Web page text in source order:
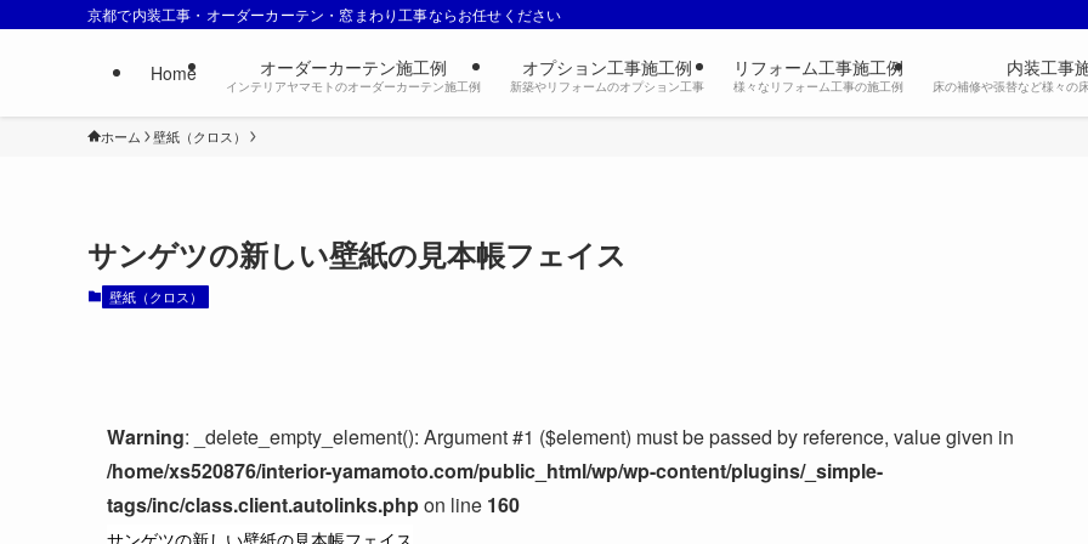
京都で内装工事・オーダーカーテン・窓まわり工事ならお任せください
Home オーダーカーテン施工例
インテリアヤマモトのオーダーカーテン施工例
オプション工事施工例
新築やリフォームのオプション工事
リフォーム工事施工例
様々なリフォーム工事の施工例
内装工事
床の補修や張替など様々の
ホーム 壁紙（クロス）
サンゲツの新しい壁紙の見本帳フェイス
壁紙（クロス）
Warning: _delete_empty_element(): Argument #1 ($element) must be passed by reference, value given in
/home/xs520876/interior-yamamoto.com/public_html/wp/wp-content/plugins/_simple-
tags/inc/class.client.autolinks.phpon line 160
サンゲツの新しい壁紙の見本帳フェイス